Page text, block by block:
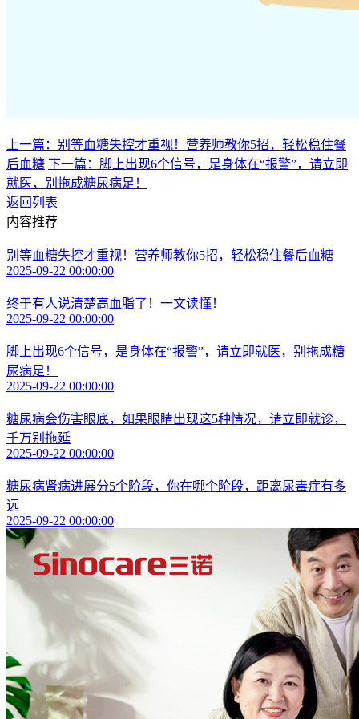
上一篇：别等血糖失控才重视！营养师教你5招，轻松稳住餐
后血糖 下一篇：脚上出现6个信号，是身体在“报警”，请立即
就医，别拖成糖尿病足！
返回列表
内容推荐
别等血糖失控才重视！营养师教你5招，轻松稳住餐后血糖
2025-09-22 00:00:00
终于有人说清楚高血脂了！一文读懂！
2025-09-22 00:00:00
脚上出现6个信号，是身体在“报警”，请立即就医，别拖成糖
尿病足！
2025-09-22 00:00:00
糖尿病会伤害眼底，如果眼睛出现这5种情况，请立即就诊，
千万别拖延
2025-09-22 00:00:00
糖尿病肾病进展分5个阶段，你在哪个阶段，距离尿毒症有多
远
2025-09-22 00:00:00